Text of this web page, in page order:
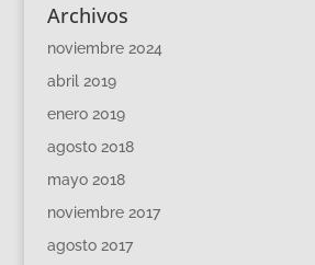
Archivos
noviembre 2024
abril 2019
enero 2019
agosto 2018
mayo 2018
noviembre 2017
agosto 2017